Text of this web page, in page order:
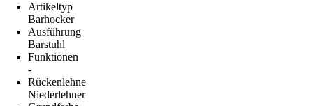
Artikeltyp
Barhocker
Ausführung
Barstuhl
Funktionen
-
Rückenlehne
Niederlehner